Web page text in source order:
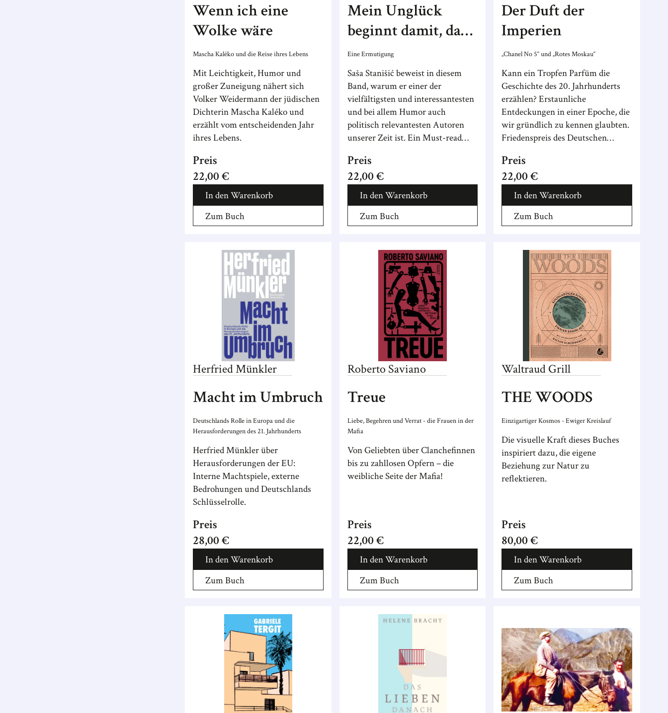
Wenn ich eine
Wolke wäre
Mascha Kaléko und die Reise ihres Lebens
Mit Leichtigkeit, Humor und
großer Zuneigung nähert sich
Volker Weidermann der jüdischen
Dichterin Mascha Kaléko und
erzählt vom entscheidenden Jahr
ihres Lebens.
Preis
22,00 €
In den Warenkorb
Zum Buch
Mein Unglück
beginnt damit, dass
der Stromkreis als
Rechteck
abgebildet wird
Eine Ermutigung
Saša Stanišić beweist in diesem
Band, warum er einer der
vielfältigsten und interessantesten
und bei allem Humor auch
politisch relevantesten Autoren
unserer Zeit ist. Ein Must-read
Preis
22,00 €
In den Warenkorb
Zum Buch
Der Duft der
Imperien
„Chanel No 5“ und „Rotes Moskau“
Kann ein Tropfen Parfüm die
Geschichte des 20. Jahrhunderts
erzählen? Erstaunliche
Entdeckungen in einer Epoche, die
wir gründlich zu kennen glaubten.
Friedenspreis des Deutschen
Preis
22,00 €
In den Warenkorb
Zum Buch
HerfriedMünkler
Macht im Umbruch
Deutschlands Rolle in Europa und die
Herausforderungen des 21. Jahrhunderts
Herfried Münkler über
Herausforderungen der EU:
Interne Machtspiele, externe
Bedrohungen und Deutschlands
Schlüsselrolle.
Preis
28,00 €
In den Warenkorb
Zum Buch
Roberto Saviano
Treue
Liebe, Begehren und Verrat - die Frauen in der
Mafia
Von Geliebten über Clanchefinnen
bis zu zahllosen Opfern – die
weibliche Seite der Mafia!
Preis
22,00 €
In den Warenkorb
Zum Buch
WaltraudGrill
THE WOODS
Einzigartiger Kosmos - Ewiger Kreislauf
Die visuelle Kraft dieses Buches
inspiriert dazu, die eigene
Beziehung zur Natur zu
reflektieren.
Preis
80,00 €
In den Warenkorb
Zum Buch